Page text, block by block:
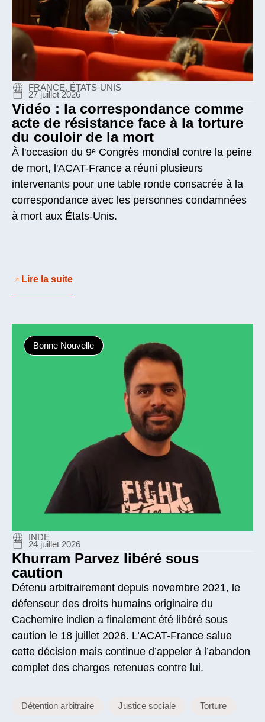
FRANCE, ÉTATS-UNIS
27 juillet 2026
Vidéo : la correspondance comme
acte de résistance face à la torture
du couloir de la mort
À l'occasion du 9ᵉ Congrès mondial contre la peine
de mort, l'ACAT-France a réuni plusieurs
intervenants pour une table ronde consacrée à la
correspondance avec les personnes condamnées
à mort aux États-Unis.
Lire la suite
Bonne Nouvelle
INDE
24 juillet 2026
Khurram Parvez libéré sous
caution
Détenu arbitrairement depuis novembre 2021, le
défenseur des droits humains originaire du
Cachemire indien a finalement été libéré sous
caution le 18 juillet 2026. L’ACAT-France salue
cette décision mais continue d’appeler à l’abandon
complet des charges retenues contre lui.
Détention arbitraire Justice sociale Torture